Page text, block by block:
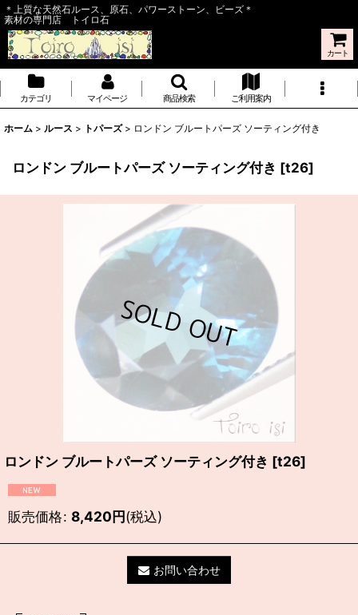
＊上質な天然石ルース、原石、パワーストーン、ビーズ＊
素材の専門店 トイロ石
カート
カテゴリ マイページ 商品検索 ご利用案内
ホーム > ルース > トパーズ > ロンドン ブルートパーズ ソーティング付き
ロンドン ブルートパーズ ソーティング付き [t26]
ロンドン ブルートパーズ ソーティング付き [t26]
販売価格: 8,420円(税込)
お問い合わせ